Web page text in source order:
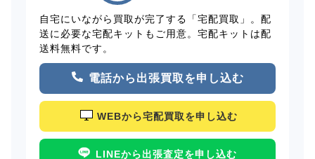
自宅にいながら買取が完了する「宅配買取」。配
送に必要な宅配キットもご用意。宅配キットは配
送料無料です。
電話から出張買取を申し込む
WEBから宅配買取を申し込む
LINEから出張査定を申し込む